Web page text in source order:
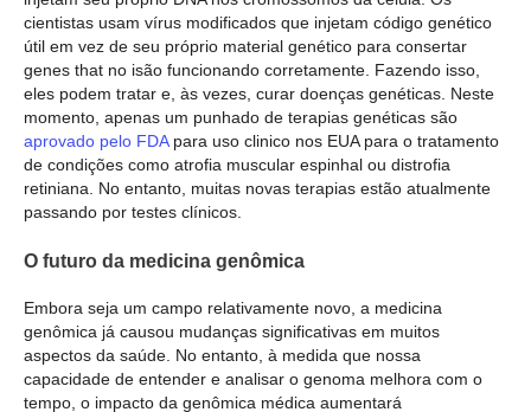
cientistas usam vírus modificados que injetam código genético
útil em vez de seu próprio material genético para consertar
genes that no isão funcionando corretamente. Fazendo isso,
eles podem tratar e, às vezes, curar doenças genéticas. Neste
momento, apenas um punhado de terapias genéticas são
aprovado pelo FDApara uso clinico nos EUA para o tratamento
de condições como atrofia muscular espinhal ou distrofia
retiniana. No entanto, muitas novas terapias estão atualmente
passando por testes clínicos.
O futuro da medicina genômica
Embora seja um campo relativamente novo, a medicina
genômica já causou mudanças significativas em muitos
aspectos da saúde. No entanto, à medida que nossa
capacidade de entender e analisar o genoma melhora com o
tempo, o impacto da genômica médica aumentará